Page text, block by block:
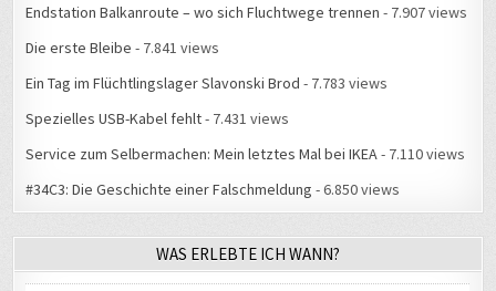
Endstation Balkanroute – wo sich Fluchtwege trennen - 7.907 views
Die erste Bleibe - 7.841 views
Ein Tag im Flüchtlingslager Slavonski Brod - 7.783 views
Spezielles USB-Kabel fehlt- 7.431 views
Service zum Selbermachen: Mein letztes Mal bei IKEA- 7.110 views
#34C3: Die Geschichte einer Falschmeldung - 6.850 views
WAS ERLEBTE ICH WANN?